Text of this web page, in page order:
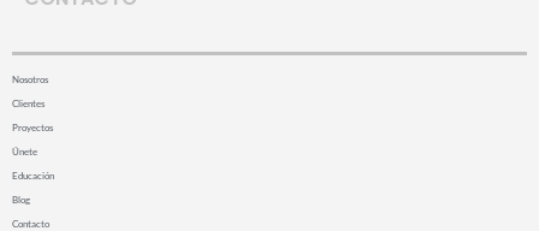
Nosotros
Clientes
Proyectos
Únete
Educación
Blog
Contacto